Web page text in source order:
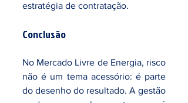
estratégia de contratação.
Conclusão
No Mercado Livre de Energia, risco
não é um tema acessório: é parte
do desenho do resultado. A gestão